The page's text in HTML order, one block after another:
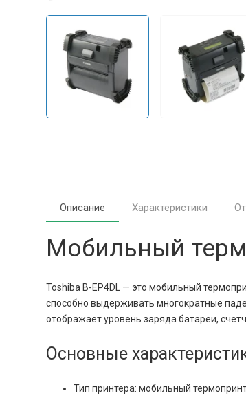
Описание Характеристики
Мобильный
Toshiba B-EP4DL — это мобильный
способно выдерживать многократные
отображает уровень заряда батареи,
Основные
Тип принтера: мобильный